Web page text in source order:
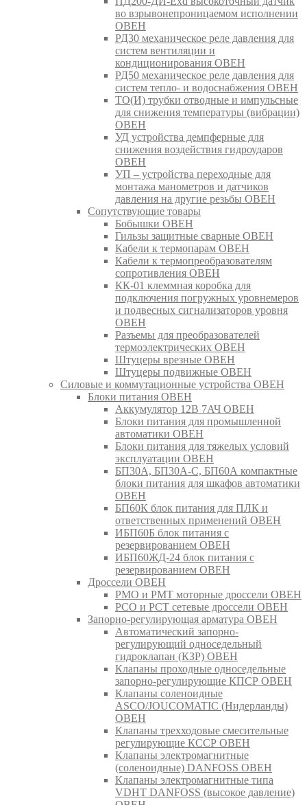
во взрывонепроницаемом исполнении
ОВЕН
РД30 механическое реле давления для
систем вентиляции и
кондиционирования ОВЕН
РД50 механическое реле давления для
систем тепло- и водоснабжения ОВЕН
ТО(И) трубки отводные и импульсные
для снижения температуры (вибрации)
ОВЕН
УД устройства демпферные для
снижения воздействия гидроударов
ОВЕН
УП – устройства переходные для
монтажа манометров и датчиков
давления на другие резьбы ОВЕН
Сопутствующие товары
Бобышки ОВЕН
Гильзы защитные сварные ОВЕН
Кабели к термопарам ОВЕН
Кабели к термопреобразователям
сопротивления ОВЕН
КК-01 клеммная коробка для
подключения погружных уровнемеров
и подвесных сигнализаторов уровня
ОВЕН
Разъемы для преобразователей
термоэлектрических ОВЕН
Штуцеры врезные ОВЕН
Штуцеры подвижные ОВЕН
Силовые и коммутационные устройства ОВЕН
Блоки питания ОВЕН
Аккумулятор 12В 7АЧ ОВЕН
Блоки питания для промышленной
автоматики ОВЕН
Блоки питания для тяжелых условий
эксплуатации ОВЕН
БП30А, БП30А-С, БП60А компактные
блоки питания для шкафов автоматики
ОВЕН
БП60К блок питания для ПЛК и
ответственных применений ОВЕН
ИБП60Б блок питания с
резервированием ОВЕН
ИБП60ЖД-24 блок питания с
резервированием ОВЕН
Дроссели ОВЕН
РМО и РМТ моторные дроссели ОВЕН
РСО и РСТ сетевые дроссели ОВЕН
Запорно-регулирующая арматура ОВЕН
Автоматический запорно-
регулирующий односедельный
гидроклапан (КЗР) ОВЕН
Клапаны проходные односедельные
запорно-регулирующие КПСР ОВЕН
Клапаны соленоидные
ASCO/JOUCOMATIC (Нидерланды)
ОВЕН
Клапаны трехходовые смесительные
регулирующие КССР ОВЕН
Клапаны электромагнитные
(соленоидные) DANFOSS ОВЕН
Клапаны электромагнитные типа
VDHT DANFOSS (высокое давление)